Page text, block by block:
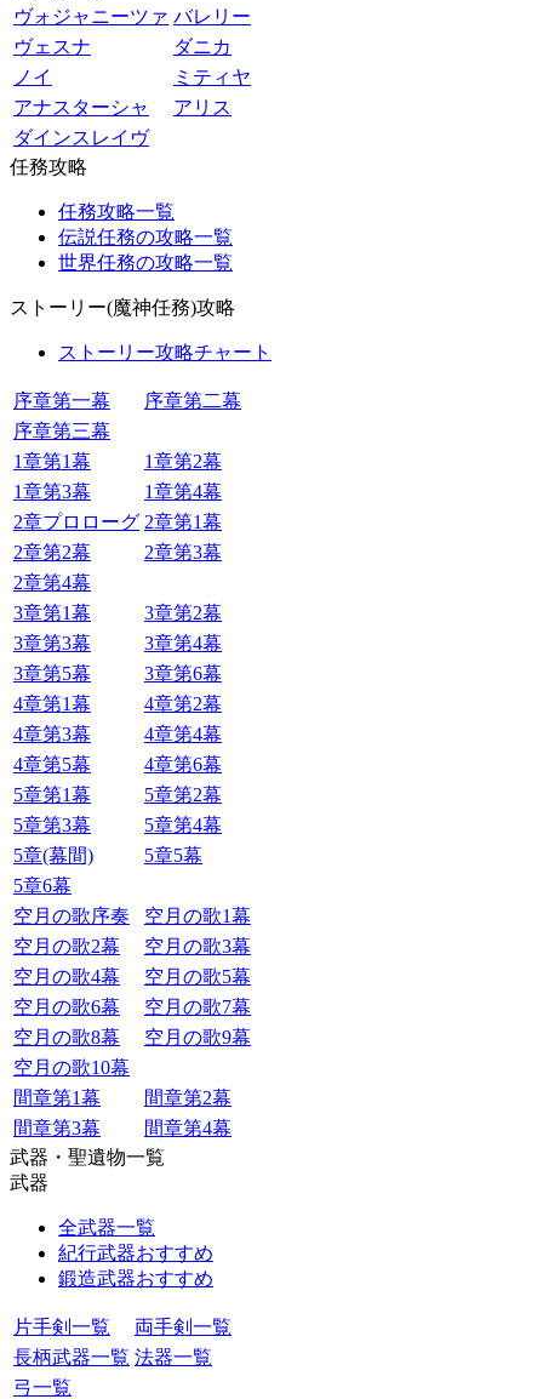
ヴォジャニーツァ バレリー
ヴェスナ
ダニカ
ノイ
ミティヤ
アナスターシャ
アリス
ダインスレイヴ
任務攻略
任務攻略一覧
伝説任務の攻略一覧
世界任務の攻略一覧
ストーリー(魔神任務)攻略
ストーリー攻略チャート
序章第一幕
序章第二幕
序章第三幕
1章第1幕
1章第2幕
1章第3幕
1章第4幕
2章プロローグ 2章第1幕
2章第2幕
2章第3幕
2章第4幕
3章第1幕
3章第2幕
3章第3幕
3章第4幕
3章第5幕
3章第6幕
4章第1幕
4章第2幕
4章第3幕
4章第4幕
4章第5幕
4章第6幕
5章第1幕
5章第2幕
5章第3幕
5章第4幕
5章(幕間)
5章5幕
5章6幕
空月の歌序奏
空月の歌1幕
空月の歌2幕
空月の歌3幕
空月の歌4幕
空月の歌5幕
空月の歌6幕
空月の歌7幕
空月の歌8幕
空月の歌9幕
空月の歌10幕
間章第1幕
間章第2幕
間章第3幕
間章第4幕
武器・聖遺物一覧
武器
全武器一覧
紀行武器おすすめ
鍛造武器おすすめ
片手剣一覧
両手剣一覧
長柄武器一覧 法器一覧
弓一覧